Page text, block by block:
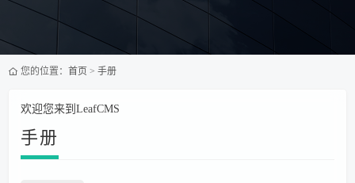
您的位置： 首页 > 手册
欢迎您来到LeafCMS
手册